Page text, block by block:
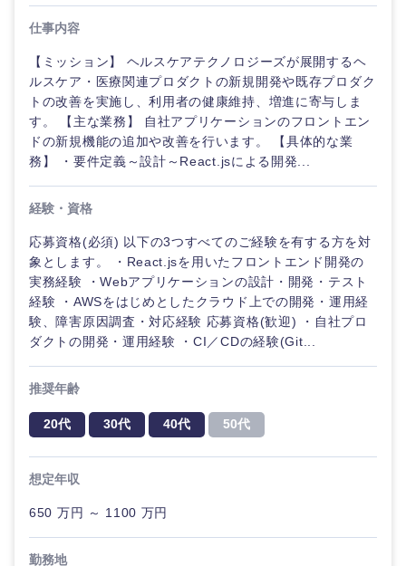
仕事内容
【ミッション】 ヘルスケアテクノロジーズが展開するヘ
ルスケア・医療関連プロダクトの新規開発や既存プロダク
トの改善を実施し、利用者の健康維持、増進に寄与しま
す。 【主な業務】 自社アプリケーションのフロントエン
ドの新規機能の追加や改善を行います。 【具体的な業
務】 ・要件定義～設計～React.jsによる開発...
経験・資格
応募資格(必須) 以下の3つすべてのご経験を有する方を対
象とします。 ・React.jsを用いたフロントエンド開発の
実務経験 ・Webアプリケーションの設計・開発・テスト
経験 ・AWSをはじめとしたクラウド上での開発・運用経
験、障害原因調査・対応経験 応募資格(歓迎) ・自社プロ
ダクトの開発・運用経験 ・CI／CDの経験(Git...
推奨年齢
20代 30代 40代 50代
想定年収
650 万円 ～ 1100 万円
勤務地